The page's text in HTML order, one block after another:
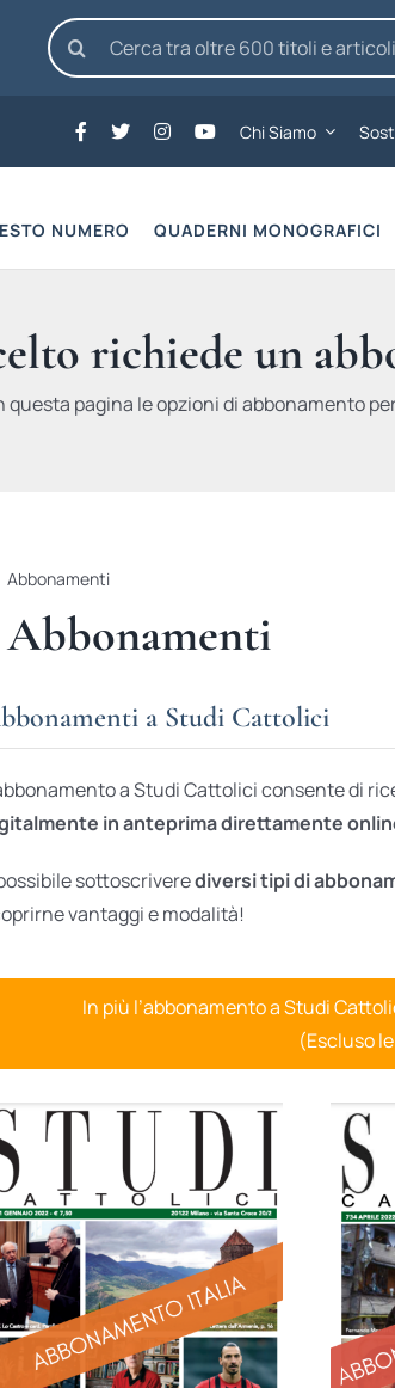
Cerca
per:
Chi Siamo
NUMERO QUADERNI MONOGRAFICI
richiede un
questa pagina le opzioni di abbonamento
Abbonamenti
Abbonamenti
a Studi Cattolici
a Studi Cattolici consente di
in anteprima direttamente
sottoscriverediversi tipi di
vantaggi e modalità!
In più l’abbonamento a Studi
(Escluso